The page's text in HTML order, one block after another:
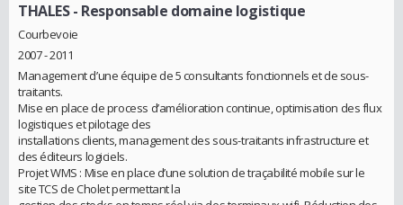
THALES- Responsable domaine logistique
Courbevoie
2007 - 2011
Management d’une équipe de 5 consultants fonctionnels et de sous-
traitants.
Mise en place de process d’amélioration continue, optimisation des flux
logistiques et pilotage des
installations clients, management des sous-traitants infrastructure et
des éditeurs logiciels.
Projet WMS : Mise en place d’une solution de traçabilité mobile sur le
site TCS de Cholet permettant la